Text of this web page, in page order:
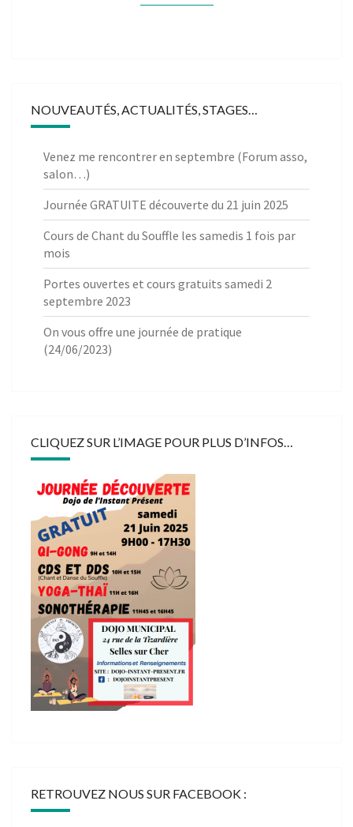
NOUVEAUTÉS, ACTUALITÉS, STAGES…
Venez me rencontrer en septembre (Forum asso,
salon…)
Journée GRATUITE découverte du 21 juin 2025
Cours de Chant du Souffle les samedis 1 fois par
mois
Portes ouvertes et cours gratuits samedi 2
septembre 2023
On vous offre une journée de pratique
(24/06/2023)
CLIQUEZ SUR L’IMAGE POUR PLUS D’INFOS…
RETROUVEZ NOUS SUR FACEBOOK :